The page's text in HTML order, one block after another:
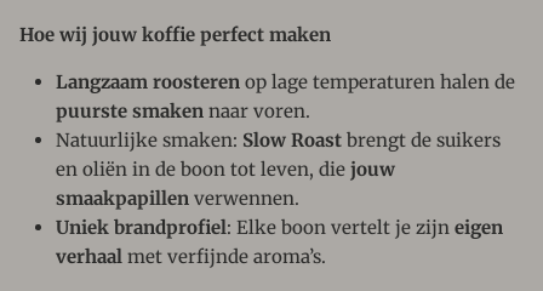
Hoe wij jouw koffie perfect maken
Langzaam roosteren op lage temperaturen halen de
puurste smaken naar voren.
Natuurlijke smaken: Slow Roast brengt de suikers
en oliën in de boon tot leven, die jouw
smaakpapillen verwennen.
Uniek brandprofiel: Elke boon vertelt je zijn eigen
verhaal met verfijnde aroma’s.